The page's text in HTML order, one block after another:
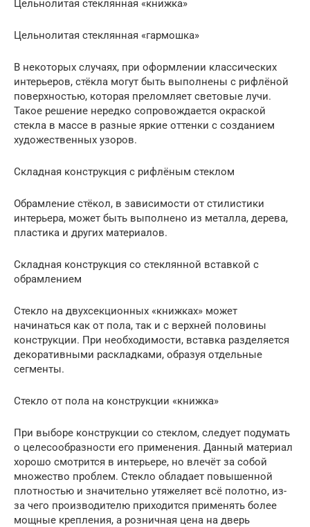
Цельнолитая стеклянная «книжка»
Цельнолитая стеклянная «гармошка»
В некоторых случаях, при оформлении классических
интерьеров, стёкла могут быть выполнены с рифлёной
поверхностью, которая преломляет световые лучи.
Такое решение нередко сопровождается окраской
стекла в массе в разные яркие оттенки с созданием
художественных узоров.
Складная конструкция с рифлёным стеклом
Обрамление стёкол, в зависимости от стилистики
интерьера, может быть выполнено из металла, дерева,
пластика и других материалов.
Складная конструкция со стеклянной вставкой с
обрамлением
Стекло на двухсекционных «книжках» может
начинаться как от пола, так и с верхней половины
конструкции. При необходимости, вставка разделяется
декоративными раскладками, образуя отдельные
сегменты.
Стекло от пола на конструкции «книжка»
При выборе конструкции со стеклом, следует подумать
о целесообразности его применения. Данный материал
хорошо смотрится в интерьере, но влечёт за собой
множество проблем. Стекло обладает повышенной
плотностью и значительно утяжеляет всё полотно, из-
за чего производителю приходится применять более
мощные крепления, а розничная цена на дверь